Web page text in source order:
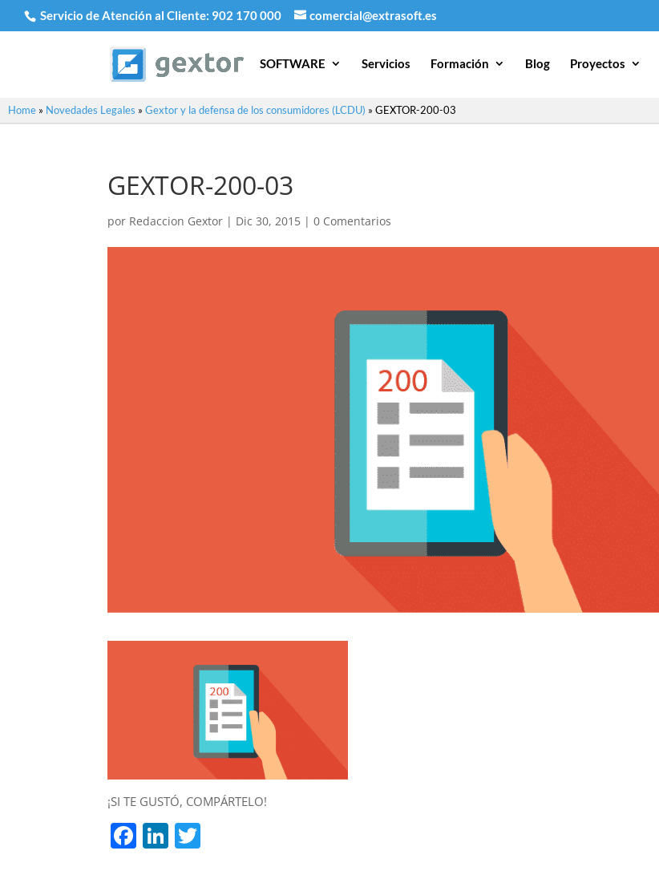
Servicio de Atención al Cliente: 902 170 000 comercial@extrasoft.es
SOFTWARE Servicios Formación Blog Proyectos
Home » Novedades Legales » Gextor y la defensa de los consumidores (LCDU) » GEXTOR-200-03
GEXTOR-200-03
por Redaccion Gextor | Dic 30, 2015 |0 Comentarios
¡SI TE GUSTÓ, COMPÁRTELO!
F Li